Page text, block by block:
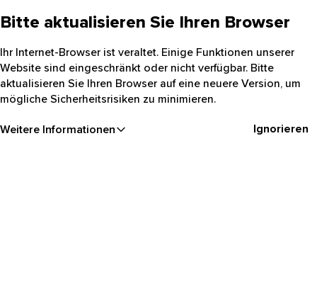
Bitte aktualisieren Sie Ihren Browser
Ihr Internet-Browser ist veraltet. Einige Funktionen unserer
Website sind eingeschränkt oder nicht verfügbar. Bitte
aktualisieren Sie Ihren Browser auf eine neuere Version, um
mögliche Sicherheitsrisiken zu minimieren.
Weitere Informationen Ignorieren